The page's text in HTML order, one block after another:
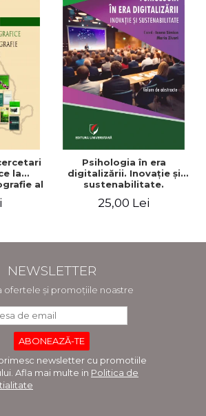
la
al
Psihologia în era
digitalizării. Inovaţie şi
sustenabilitate.
Volum de abstracte
25,00 Lei
NEWSLETTER
ofertele și promoțiile noastre
newsletter cu promotiile
Afla mai multe in Politica de